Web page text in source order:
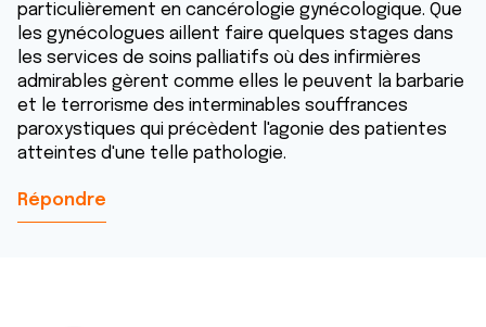
particulièrement en cancérologie gynécologique. Que
les gynécologues aillent faire quelques stages dans
les services de soins palliatifs où des infirmières
admirables gèrent comme elles le peuvent la barbarie
et le terrorisme des interminables souffrances
paroxystiques qui précèdent l'agonie des patientes
atteintes d'une telle pathologie.
Répondre